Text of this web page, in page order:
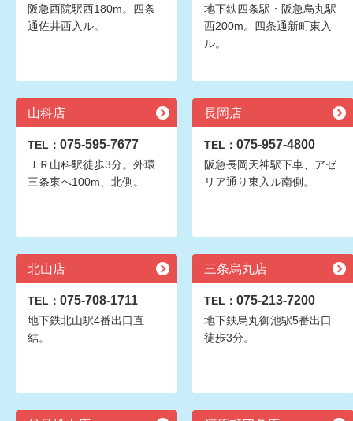
阪急西院駅西180m。四条
通佐井西入ル。
地下鉄四条駅・阪急烏丸駅
西200m。四条通新町東入
ル。
山科店
TEL： 075-595-7677
ＪＲ山科駅徒歩3分。外環
三条東へ100m、北側。
長岡店
TEL： 075-957-4800
阪急長岡天神駅下車、アゼ
リア通り東入ル南側。
北山店
TEL： 075-708-1711
地下鉄北山駅4番出口直
結。
三条烏丸店
TEL： 075-213-7200
地下鉄烏丸御池駅5番出口
徒歩3分。